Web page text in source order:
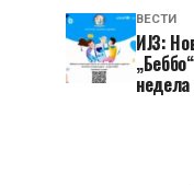
ВЕСТИ
ИЈЗ: